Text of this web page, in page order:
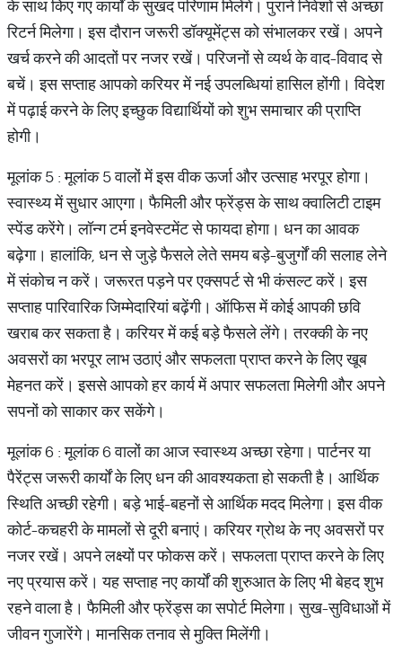
के साथ किए गए कार्यों के सुखद परिणाम मिलेंगे। पुराने निवेशों से अच्छा
रिटर्न मिलेगा। इस दौरान जरूरी डॉक्यूमेंट्स को संभालकर रखें। अपने
खर्च करने की आदतों पर नजर रखें। परिजनों से व्यर्थ के वाद-विवाद से
बचें। इस सप्ताह आपको करियर में नई उपलब्धियां हासिल होंगी। विदेश
में पढ़ाई करने के लिए इच्छुक विद्यार्थियों को शुभ समाचार की प्राप्ति
होगी।
मूलांक 5 : मूलांक 5 वालों में इस वीक ऊर्जा और उत्साह भरपूर होगा।
स्वास्थ्य में सुधार आएगा। फैमिली और फ्रेंड्स के साथ क्वालिटी टाइम
स्पेंड करेंगे। लॉन्ग टर्म इनवेस्टमेंट से फायदा होगा। धन का आवक
बढ़ेगा। हालांकि, धन से जुड़े फैसले लेते समय बड़े-बुजुर्गों की सलाह लेने
में संकोच न करें। जरूरत पड़ने पर एक्सपर्ट से भी कंसल्ट करें। इस
सप्ताह पारिवारिक जिम्मेदारियां बढ़ेंगी। ऑफिस में कोई आपकी छवि
खराब कर सकता है। करियर में कई बड़े फैसले लेंगे। तरक्की के नए
अवसरों का भरपूर लाभ उठाएं और सफलता प्राप्त करने के लिए खूब
मेहनत करें। इससे आपको हर कार्य में अपार सफलता मिलेगी और अपने
सपनों को साकार कर सकेंगे।
मूलांक 6 : मूलांक 6 वालों का आज स्वास्थ्य अच्छा रहेगा। पार्टनर या
पैरेंट्स जरूरी कार्यों के लिए धन की आवश्यकता हो सकती है। आर्थिक
स्थिति अच्छी रहेगी। बड़े भाई-बहनों से आर्थिक मदद मिलेगा। इस वीक
कोर्ट-कचहरी के मामलों से दूरी बनाएं। करियर ग्रोथ के नए अवसरों पर
नजर रखें। अपने लक्ष्यों पर फोकस करें। सफलता प्राप्त करने के लिए
नए प्रयास करें। यह सप्ताह नए कार्यों की शुरुआत के लिए भी बेहद शुभ
रहने वाला है। फैमिली और फ्रेंड्स का सपोर्ट मिलेगा। सुख-सुविधाओं में
जीवन गुजारेंगे। मानसिक तनाव से मुक्ति मिलेंगी।